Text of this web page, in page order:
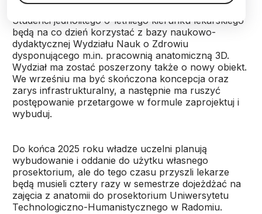
Studenci jednolitego 6-letniego kierunku lekarskiego
będą na co dzień korzystać z bazy naukowo-
dydaktycznej Wydziału Nauk o Zdrowiu
dysponującego m.in. pracownią anatomiczną 3D.
Wydział ma zostać poszerzony także o nowy obiekt.
We wrześniu ma być skończona koncepcja oraz
zarys infrastrukturalny, a następnie ma ruszyć
postępowanie przetargowe w formule zaprojektuj i
wybuduj.
Do końca 2025 roku władze uczelni planują
wybudowanie i oddanie do użytku własnego
prosektorium, ale do tego czasu przyszli lekarze
będą musieli cztery razy w semestrze dojeżdżać na
zajęcia z anatomii do prosektorium Uniwersytetu
Technologiczno-Humanistycznego w Radomiu.